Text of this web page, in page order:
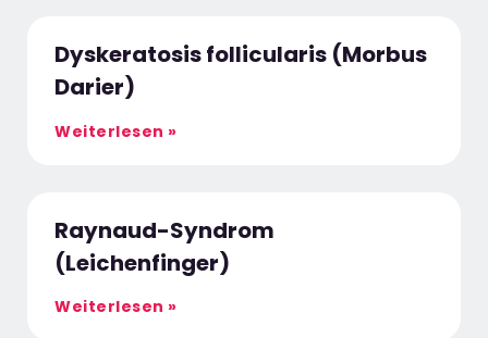
Dyskeratosis follicularis (Morbus
Darier)
Weiterlesen »
Raynaud-Syndrom
(Leichenfinger)
Weiterlesen »